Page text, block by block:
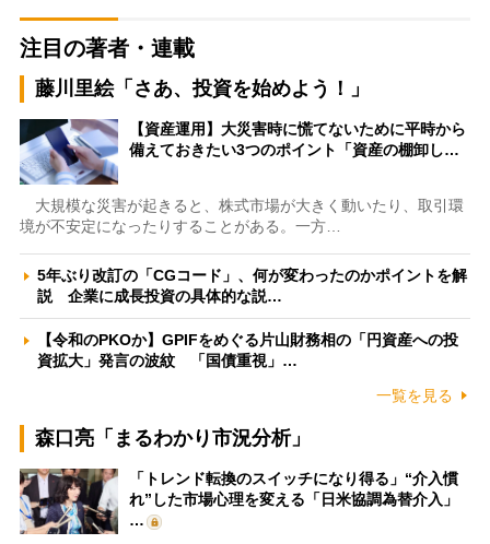
注目の著者・連載
藤川里絵「さあ、投資を始めよう！」
【資産運用】大災害時に慌てないために平時から
備えておきたい3つのポイント「資産の棚卸し…
大規模な災害が起きると、株式市場が大きく動いたり、取引環
境が不安定になったりすることがある。一方…
5年ぶり改訂の「CGコード」、何が変わったのかポイントを解
説 企業に成長投資の具体的な説…
【令和のPKOか】GPIFをめぐる片山財務相の「円資産への投
資拡大」発言の波紋 「国債重視」…
一覧を見る
森口亮「まるわかり市況分析」
「トレンド転換のスイッチになり得る」“介入慣
れ”した市場心理を変える「日米協調為替介入」
…